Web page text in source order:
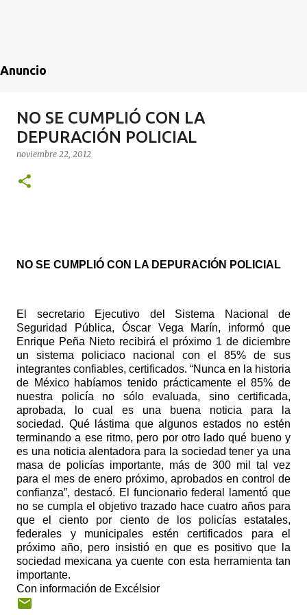
Anuncio
NO SE CUMPLIÓ CON LA
DEPURACIÓN POLICIAL
noviembre 22, 2012
NO SE CUMPLIÓ CON LA DEPURACIÓN POLICIAL
El secretario Ejecutivo del Sistema Nacional de
Seguridad Pública, Óscar Vega Marín, informó que
Enrique Peña Nieto recibirá el próximo 1 de diciembre
un sistema policiaco nacional con el 85% de sus
integrantes confiables, certificados. “Nunca en la historia
de México habíamos tenido prácticamente el 85% de
nuestra policía no sólo evaluada, sino certificada,
aprobada, lo cual es una buena noticia para la
sociedad. Qué lástima que algunos estados no estén
terminando a ese ritmo, pero por otro lado qué bueno y
es una noticia alentadora para la sociedad tener ya una
masa de policías importante, más de 300 mil tal vez
para el mes de enero próximo, aprobados en control de
confianza”, destacó. El funcionario federal lamentó que
no se cumpla el objetivo trazado hace cuatro años para
que el ciento por ciento de los policías estatales,
federales y municipales estén certificados para el
próximo año, pero insistió en que es positivo que la
sociedad mexicana ya cuente con esta herramienta tan
importante.
Con información de Excélsior